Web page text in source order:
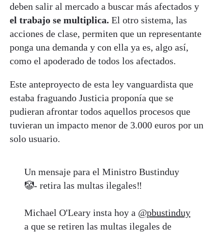
deben salir al mercado a buscar más afectados y
el trabajo se multiplica. El otro sistema, las
acciones de clase, permiten que un representante
ponga una demanda y con ella ya es, algo así,
como el apoderado de todos los afectados.
Este anteproyecto de esta ley vanguardista que
estaba fraguando Justicia proponía que se
pudieran afrontar todos aquellos procesos que
tuvieran un impacto menor de 3.000 euros por un
solo usuario.
Un mensaje para el Ministro Bustinduy
🤡- retira las multas ilegales‼️
Michael O'Leary insta hoy a @pbustinduy
a que se retiren las multas ilegales de